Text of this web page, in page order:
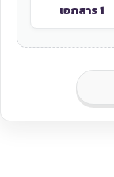
เอกสาร 1